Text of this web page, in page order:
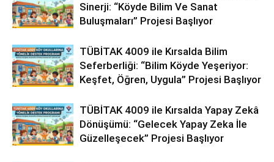
Sinerji: “Köyde Bilim Ve Sanat
Buluşmaları” Projesi Başlıyor
TÜBİTAK 4009 ile Kırsalda Bilim
Seferberliği: “Bilim Köyde Yeşeriyor:
Keşfet, Öğren, Uygula” Projesi Başlıyor
TÜBİTAK 4009 ile Kırsalda Yapay Zekâ
Dönüşümü: “Gelecek Yapay Zeka İle
Güzelleşecek” Projesi Başlıyor